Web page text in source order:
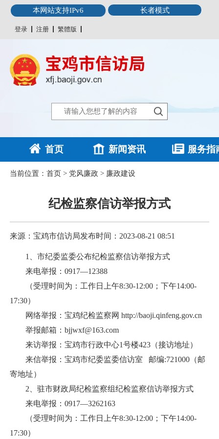
本网站支持IPv6 长者模式
登录 注册 繁體版
首页 新闻资讯 服务指
当前位置： 首页 > 党风廉政 > 廉政建设
纪检监察信访举报方式
来源：宝鸡市信访局发布时间：2023-08-21 08:51
1、市纪委监委公布纪检监察信访举报方式
来电举报：0917—12388
（受理时间为：工作日上午8:30-12:00；下午14:00-
17:30）
网络举报：宝鸡纪检监察网 http://baoji.qinfeng.gov.cn
举报邮箱：bjjwxf@163.com
来访举报：宝鸡市行政中心1号楼423（接访地址）
来信举报：宝鸡市纪委监委信访室 邮编:721000（邮
寄地址）
2、驻市财政局纪检监察组纪检监察信访举报方式
来电举报：0917—3262163
（受理时间为：工作日上午8:30-12:00；下午14:00-
17:30）